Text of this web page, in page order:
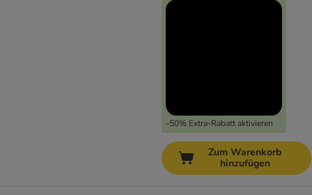
-50% Extra-Rabatt aktivieren
Zum Warenkorb
hinzufügen